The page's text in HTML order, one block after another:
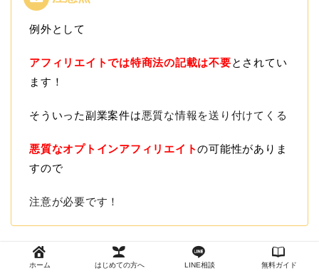
例外として
アフィリエイトでは特商法の記載は不要とされてい
ます！
そういった副業案件は悪質な情報を送り付けてくる
悪質なオプトインアフィリエイトの可能性がありま
すので
注意が必要です！
特商法の記載がない ということは
ホーム はじめての方へ LINE相談 無料ガイド